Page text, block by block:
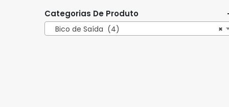
Categorias De Produto
×
Bico de Saída (4)